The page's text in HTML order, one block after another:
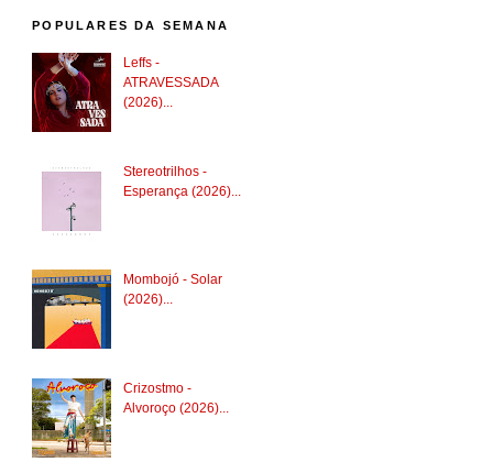
POPULARES DA SEMANA
Leffs -
ATRAVESSADA
(2026)...
Stereotrilhos -
Esperança (2026)...
Mombojó - Solar
(2026)...
Crizostmo -
Alvoroço (2026)...